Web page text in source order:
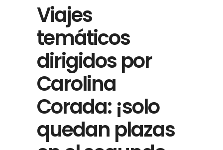
Viajes
temáticos
dirigidos por
Carolina
Corada: ¡solo
quedan plazas